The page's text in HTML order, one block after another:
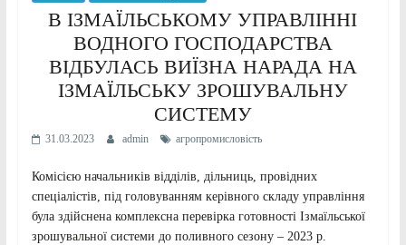
В ІЗМАЇЛЬСЬКОМУ УПРАВЛІННІ
ВОДНОГО ГОСПОДАРСТВА
ВІДБУЛАСЬ ВИЇЗНА НАРАДА НА
ІЗМАЇЛЬСЬКУ ЗРОШУВАЛЬНУ
СИСТЕМУ
31.03.2023 admin агропромисловість
Комісією начальників відділів, дільниць, провідних
спеціалістів, під головуванням керівного складу управління
була здійснена комплексна перевірка готовності Ізмаїльської
зрошувальної системи до поливного сезону – 2023 р.